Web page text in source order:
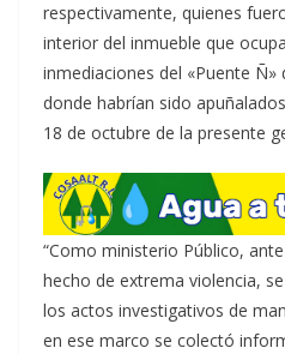
respectivamente, quienes
interior del inmueble que
inmediaciones del «Puente
donde habrían sido
18 de octubre de la presente
“Como ministerio Público,
hecho de extrema violencia,
los actos investigativos de
en ese marco se colectó